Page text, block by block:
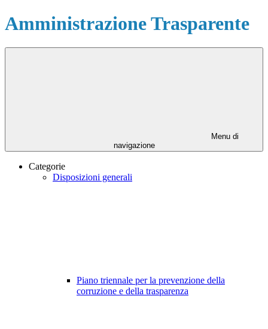
Amministrazione Trasparente
Menu di
navigazione
Categorie
Disposizioni generali
Piano triennale per la prevenzione della
corruzione e della trasparenza